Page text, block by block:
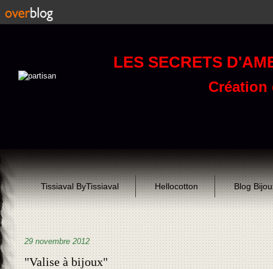
LES SECRETS
Création
Tissiaval ByTissiaval Hellocotton Blog
29 novembre 2012
"Valise à bijoux"